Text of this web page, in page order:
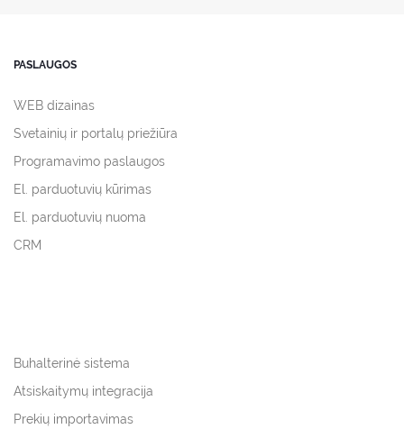
PASLAUGOS
WEB dizainas
Svetainių ir portalų priežiūra
Programavimo paslaugos
El. parduotuvių kūrimas
El. parduotuvių nuoma
CRM
Buhalterinė sistema
Atsiskaitymų integracija
Prekių importavimas